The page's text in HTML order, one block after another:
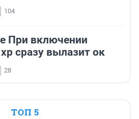
104
При включении
сразу вылазит ок
28
ТОП 5